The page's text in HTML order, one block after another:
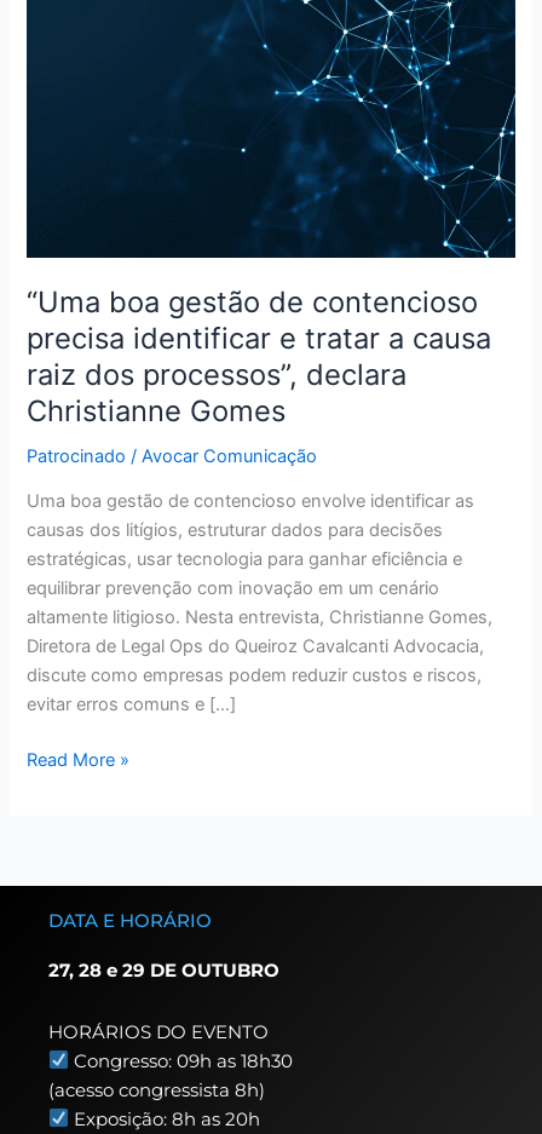
“Uma boa gestão de contencioso
precisa identificar e tratar a causa
raiz dos processos”, declara
Christianne Gomes
Patrocinado /Avocar Comunicação
Uma boa gestão de contencioso envolve identificar as
causas dos litígios, estruturar dados para decisões
estratégicas, usar tecnologia para ganhar eficiência e
equilibrar prevenção com inovação em um cenário
altamente litigioso. Nesta entrevista, Christianne Gomes,
Diretora de Legal Ops do Queiroz Cavalcanti Advocacia,
discute como empresas podem reduzir custos e riscos,
evitar erros comuns e […]
dos
processos”,
declara
Christianne
Gomes
Read More »
DATA E HORÁRIO
27, 28 e 29 DE OUTUBRO
HORÁRIOS DO EVENTO
Congresso: 09h as 18h30
(acesso congressista 8h)
Exposição: 8h as 20h